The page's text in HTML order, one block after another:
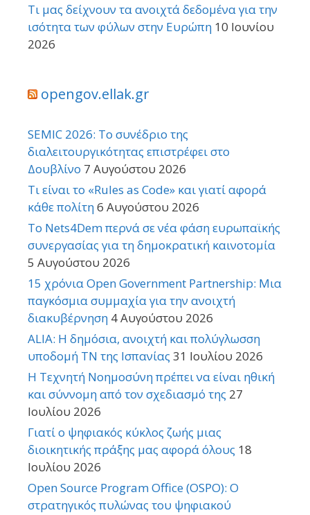
Τι μας δείχνουν τα ανοιχτά δεδομένα για την
ισότητα των φύλων στην Ευρώπη 10 Ιουνίου
2026
opengov.ellak.gr
SEMIC 2026: Το συνέδριο της
διαλειτουργικότητας επιστρέφει στο
Δουβλίνο 7 Αυγούστου 2026
Τι είναι το «Rules as Code» και γιατί αφορά
κάθε πολίτη6 Αυγούστου 2026
Το Nets4Dem περνά σε νέα φάση ευρωπαϊκής
συνεργασίας για τη δημοκρατική καινοτομία
5 Αυγούστου 2026
15 χρόνια Open Government Partnership: Μια
παγκόσμια συμμαχία για την ανοιχτή
διακυβέρνηση 4 Αυγούστου 2026
ALIA: Η δημόσια, ανοιχτή και πολύγλωσση
υποδομή ΤΝ της Ισπανίας 31 Ιουλίου 2026
Η Τεχνητή Νοημοσύνη πρέπει να είναι ηθική
και σύννομη από τον σχεδιασμό της 27
Ιουλίου 2026
Γιατί ο ψηφιακός κύκλος ζωής μιας
διοικητικής πράξης μας αφορά όλους 18
Ιουλίου 2026
Open Source Program Office (OSPO): Ο
στρατηγικός πυλώνας του ψηφιακού